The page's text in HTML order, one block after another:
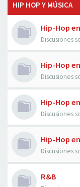
HIP HOP Y MÚSICA
Hip-Hop
Discusiones
Hip-Hop
Discusiones
Hip-Hop
Discusiones
Hip-Hop
Discusiones
R&B